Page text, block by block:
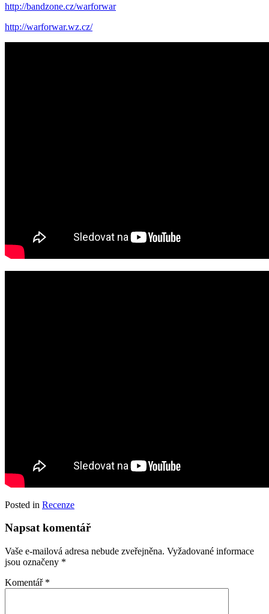
http://bandzone.cz/warforwar
http://warforwar.wz.cz/
Posted in Recenze
Napsat komentář
Vaše e-mailová adresa nebude zveřejněna. Vyžadované informace
jsou označeny *
Komentář *